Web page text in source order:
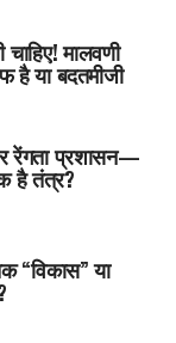
मालवणी
है या बदतमीजी
रेंगता प्रशासन—
है तंत्र?
“विकास” या